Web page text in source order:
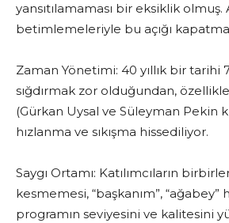
yansıtılamaması bir eksiklik olmuş.
betimlemeleriyle bu açığı
Zaman Yönetimi: 40 yıllık bir tarihi
sığdırmak zor olduğundan,
(Gürkan Uysal ve Süleyman Pekin
hızlanma ve sıkışma hissediliyor.
Saygı Ortamı: Katılımcıların
kesmemesi, “başkanım”, “ağabey”
programın seviyesini ve kalitesini